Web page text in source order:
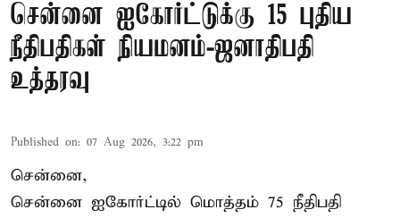
சென்னை ஐகோர்ட்டுக்கு 15 புதிய
நீதிபதிகள் நியமனம்-ஜனாதிபதி
உத்தரவு
Published on: 07 Aug 2026, 3:22 pm
சென்னை,
சென்னை ஐகோர்ட்டில் மொத்தம் 75 நீதிபதி